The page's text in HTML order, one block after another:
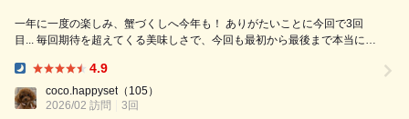
一年に一度の楽しみ、蟹づくしへ今年も！ ありがたいことに今回で3回
目... 毎回期待を超えてくる美味しさで、今回も最初から最後まで本当に幸
で、とにかく新鮮！ 最初だけ見せて、あとは裏で調理…というお店も多
い中、ここは最...
4.9
coco.happyset （105）
2026/02 訪問
3回